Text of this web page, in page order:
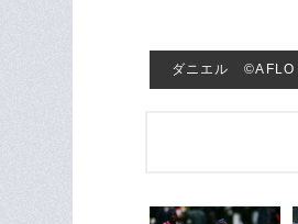
ダニエル ©AFLO